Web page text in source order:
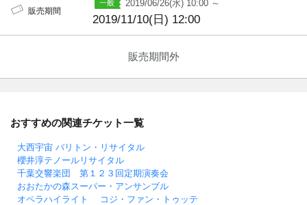
販売期間
2019/06/26(水) 10:00 ～
2019/11/10(日) 12:00
販売期間外
おすすめの関連チケット一覧
大西宇宙 バリトン・リサイタル
櫻井淳テノールリサイタル
千葉交響楽団 第１２３回定期演奏会
おおたかの森スーパー・アンサンブル
オペラハイライト コジ・ファン・トゥッテ